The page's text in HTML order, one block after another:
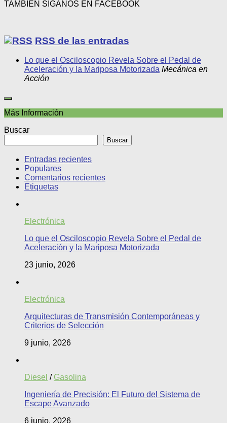
TAMBIEN SIGANOS EN FACEBOOK
RSS de las entradas
Lo que el Osciloscopio Revela Sobre el Pedal de
Aceleración y la Mariposa Motorizada Mecánica en
Acción
Más Información
Buscar
Buscar
Entradas recientes
Populares
Comentarios recientes
Etiquetas
Electrónica
Lo que el Osciloscopio Revela Sobre el Pedal de
Aceleración y la Mariposa Motorizada
23 junio, 2026
Electrónica
Arquitecturas de Transmisión Contemporáneas y
Criterios de Selección
9 junio, 2026
Diesel / Gasolina
Ingeniería de Precisión: El Futuro del Sistema de
Escape Avanzado
6 junio, 2026